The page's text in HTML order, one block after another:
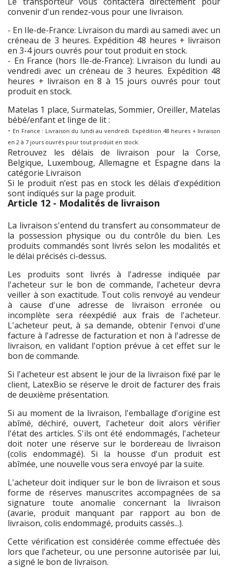
convenir d'un rendez-vous pour une livraison.
- En Ile-de-France: Livraison du mardi au samedi avec un
créneau de 3 heures. Expédition 48 heures + livraison
en 3-4 jours ouvrés pour tout produit en stock.
- En France (hors Ile-de-France): Livraison du lundi au
vendredi avec un créneau de 3 heures. Expédition 48
heures + livraison en 8 à 15 jours ouvrés pour tout
produit en stock.
Matelas 1 place, Surmatelas, Sommier, Oreiller, Matelas
bébé/enfant et linge de lit :
- En France : Livraison du lundi au vendredi. Expédition 48 heures + livraison
en 2 à 7 jours ouvrés pour tout produit en stock.
Retrouvez les délais de livraison pour la Corse,
Belgique, Luxemboug, Allemagne et Espagne dans la
catégorie Livraison
Si le produit n’est pas en stock les délais d'expédition
sont indiqués sur la page produit.
Article 12 - Modalités de livraison
La livraison s'entend du transfert au consommateur de
la possession physique ou du contrôle du bien. Les
produits commandés sont livrés selon les modalités et
le délai précisés ci-dessus.
Les produits sont livrés à l'adresse indiquée par
l'acheteur sur le bon de commande, l'acheteur devra
veiller à son exactitude. Tout colis renvoyé au vendeur
à cause d'une adresse de livraison erronée ou
incomplète sera réexpédié aux frais de l'acheteur.
L'acheteur peut, à sa demande, obtenir l'envoi d'une
facture à l'adresse de facturation et non à l'adresse de
livraison, en validant l'option prévue à cet effet sur le
bon de commande.
Si l'acheteur est absent le jour de la livraison fixé par le
client, LatexBio se réserve le droit de facturer des frais
de deuxième présentation.
Si au moment de la livraison, l'emballage d'origine est
abîmé, déchiré, ouvert, l'acheteur doit alors vérifier
l'état des articles. S'ils ont été endommagés, l'acheteur
doit noter une réserve sur le bordereau de livraison
(colis endommagé). Si la housse d'un produit est
abîmée, une nouvelle vous sera envoyé par la suite.
L'acheteur doit indiquer sur le bon de livraison et sous
forme de réserves manuscrites accompagnées de sa
signature toute anomalie concernant la livraison
(avarie, produit manquant par rapport au bon de
livraison, colis endommagé, produits cassés...).
Cette vérification est considérée comme effectuée dès
lors que l'acheteur, ou une personne autorisée par lui,
a signé le bon de livraison.